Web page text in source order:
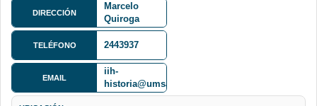
DIRECCIÓN
Marcelo
Quiroga
Santa Cruz,
patio
interior.
TELÉFONO 2443937
EMAIL
iih-
historia@umsa.bo